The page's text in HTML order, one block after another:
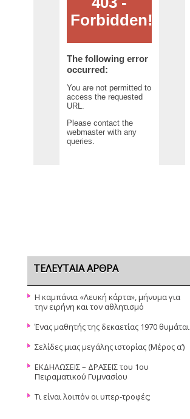
ΤΕΛΕΥΤΑΊΑ ΆΡΘΡΑ
Η καμπάνια «Λευκή κάρτα», μήνυμα για
την ειρήνη και τον αθλητισμό
Ένας μαθητής της δεκαετίας 1970 θυμάται
Σελίδες μιας μεγάλης ιστορίας (Μέρος α’)
ΕΚΔΗΛΩΣΕΙΣ – ΔΡΑΣΕΙΣ του 1ου
Πειραματικού Γυμνασίου
Τι είναι λοιπόν οι υπερ-τροφές;